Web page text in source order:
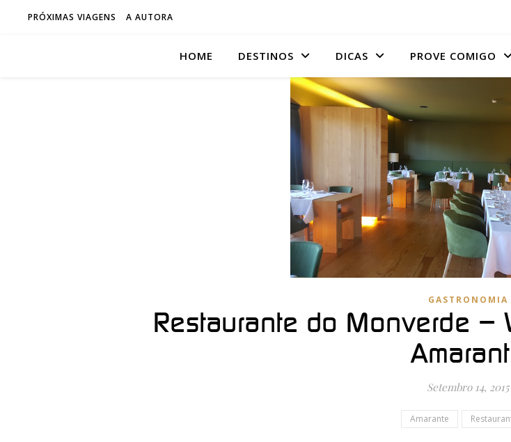
PRÓXIMAS VIAGENS A AUTORA
HOME DESTINOS DICAS PROVE COMIGO
GASTRONOMIA
Restaurante do Monverde –
Setembro 14, 2015
Amarante